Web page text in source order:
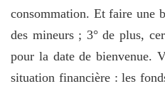
consommation. Et faire une
des mineurs ; 3° de plus,
pour la date de bienvenue.
situation financière : les